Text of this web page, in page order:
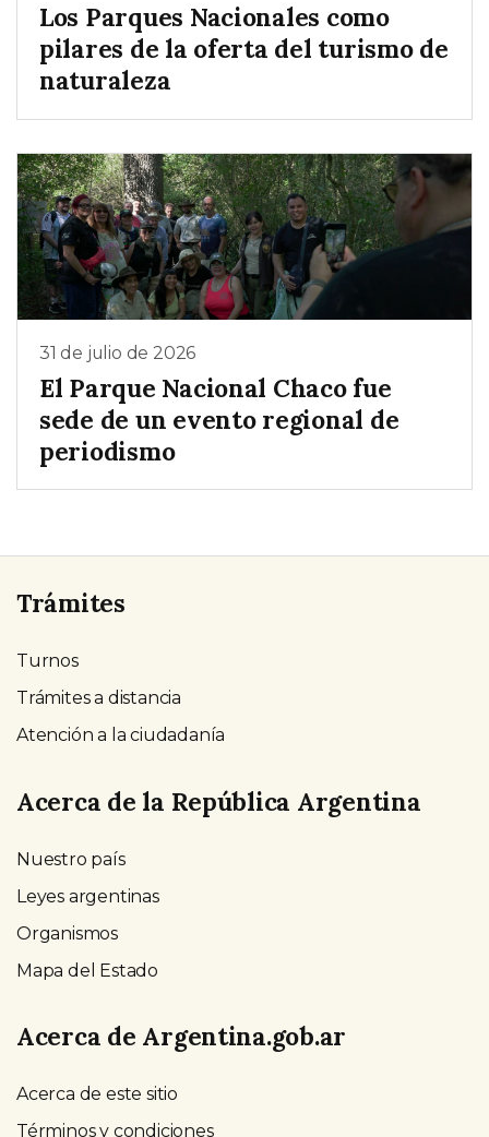
Los Parques Nacionales como
pilares de la oferta del turismo de
naturaleza
31 de julio de 2026
El Parque Nacional Chaco fue
sede de un evento regional de
periodismo
Trámites
Turnos
Trámites a distancia
Atención a la ciudadanía
Acerca de la República Argentina
Nuestro país
Leyes argentinas
Organismos
Mapa del Estado
Acerca de Argentina.gob.ar
Acerca de este sitio
Términos y condiciones